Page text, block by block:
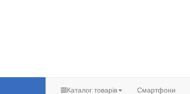
Каталог товарів Смартфони